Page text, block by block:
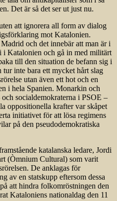
Det är så det ser ut just nu.
att ignorera all form av dialog
mot Katalonien.
och det innebär att man är i
i Katalonien och gå in med militärt
till den situation de befann sig i
inte bara ett mycket hårt slag
utan även ett hot och en
i hela Spanien. Monarkin och
socialdemokraterna i PSOE –
oppositionella krafter var skåpet
initiativet för att lösa regimens
på den pseudodemokratiska
katalanska ledare, Jordi
(Òmnium Cultural) som varit
De anklagas för
av en statskupp eftersom dessa
att hindra folkomröstningen den
Kataloniens nationaldag den 11